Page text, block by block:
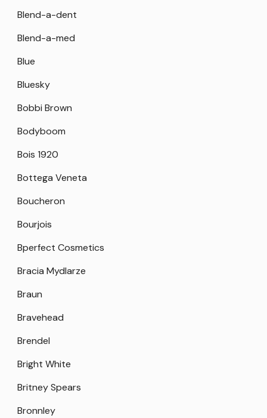
Blend-a-dent
Blend-a-med
Blue
Bluesky
Bobbi Brown
Bodyboom
Bois 1920
Bottega Veneta
Boucheron
Bourjois
Bperfect Cosmetics
Bracia Mydlarze
Braun
Bravehead
Brendel
Bright White
Britney Spears
Bronnley